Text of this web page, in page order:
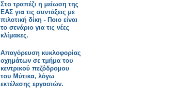
Στο τραπέζι η μείωση της
ΕΑΣ για τις συντάξεις με
πιλοτική δίκη - Ποιο είναι
το σενάριο για τις νέες
κλίμακες.
Απαγόρευση κυκλοφορίας
οχημάτων σε τμήμα του
κεντρικού πεζόδρομου
του Μύτικα, λόγω
εκτέλεσης εργασιών.